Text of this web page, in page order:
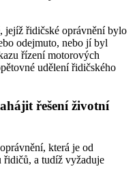
jejíž řidičské oprávnění bylo
odejmuto, nebo jí byl
řízení motorových
udělení řidičského
řešení životní
která je od
řidičů, a tudíž vyžaduje